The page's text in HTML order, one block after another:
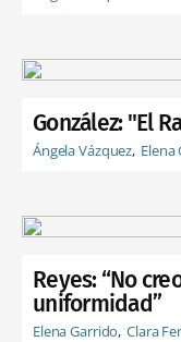
González: "El
Ángela Vázquez Elena
Reyes: “No
uniformidad”
Elena Garrido Clara